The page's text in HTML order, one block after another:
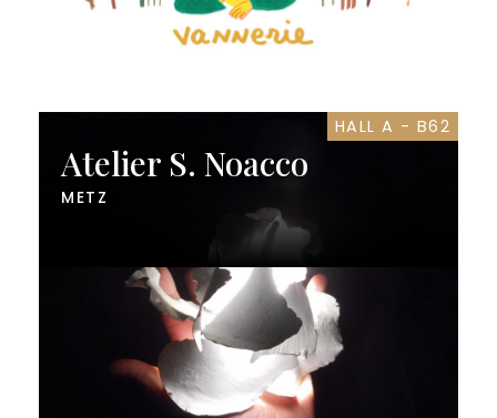
HALL A - B62
Atelier S. Noacco
METZ